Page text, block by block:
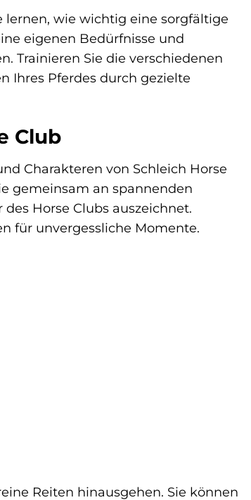
lernen, wie wichtig eine sorgfältige
eigenen Bedürfnisse und
Trainieren Sie die verschiedenen
Ihres Pferdes durch gezielte
Club
Charakteren von Schleich Horse
gemeinsam an spannenden
Horse Clubs auszeichnet.
für unvergessliche Momente.
Reiten hinausgehen. Sie können